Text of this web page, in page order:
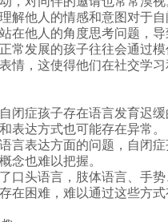
理解他人的情感和意图对于
在他人的角度思考问题，
正常发展的孩子往往会通过
情，这使得他们在社交学
闭症孩子存在语言发育迟
表达方式也可能存在异常。
言表达方面的问题，自闭
念也难以把握。
口头语言，肢体语言、手
在困难，难以通过这些方